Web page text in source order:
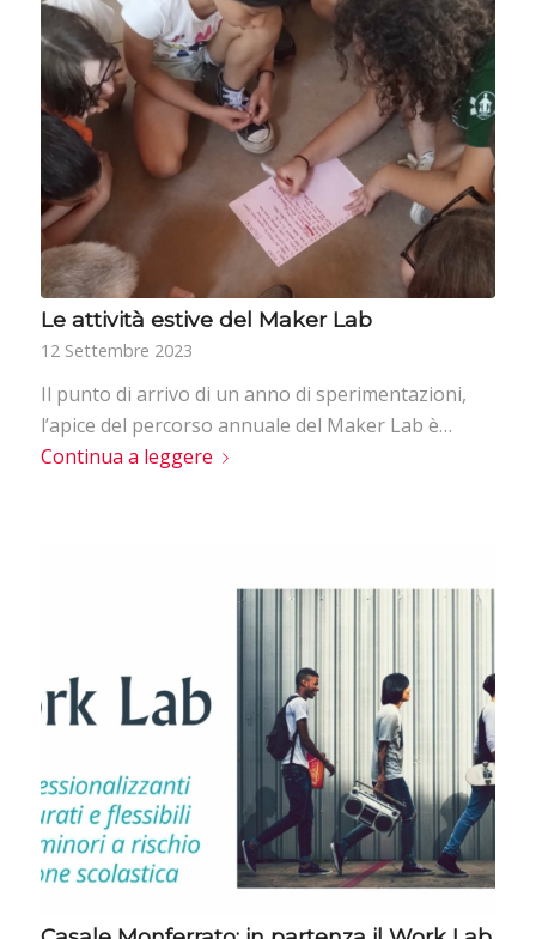
Le attività estive del Maker Lab
12 Settembre 2023
Il punto di arrivo di un anno di sperimentazioni,
l’apice del percorso annuale del Maker Lab è…
Continua a leggere